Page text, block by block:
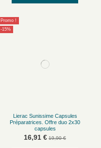
Promo !
-15%
Lierac Sunissime Capsules
Préparatrices. Offre duo 2x30
capsules
16,91 € 19,90 €